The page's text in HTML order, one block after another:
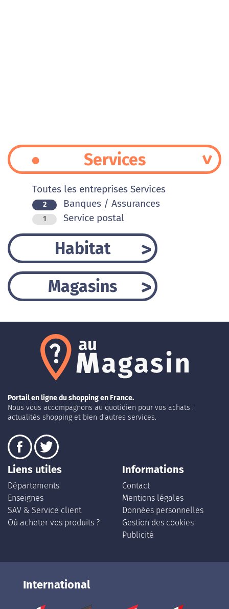
Services
Toutes les entreprises Services
2 Banques / Assurances
1 Service postal
Habitat
Magasins
Portail en ligne du shopping en France.
Nous vous accompagnons au quotidien pour vos achats :
actualités shopping et bien d’autres services.
Liens utiles
Départements
Enseignes
SAV & Service client
Où acheter vos produits ?
Informations
Contact
Mentions légales
Données personnelles
Gestion des cookies
Publicité
International